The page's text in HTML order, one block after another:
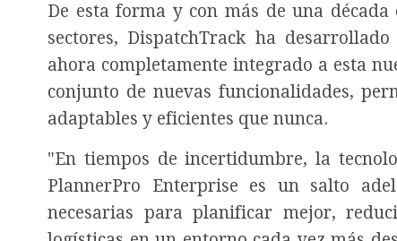
De esta forma y con más de una
sectores, DispatchTrack ha
ahora completamente integrado a esta
conjunto de nuevas funcionalidades,
adaptables y eficientes que nunca.
"En tiempos de incertidumbre, la
PlannerPro Enterprise es un salto
necesarias para planificar mejor,